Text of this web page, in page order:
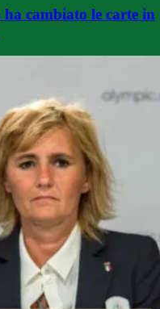
cambiato le carte in